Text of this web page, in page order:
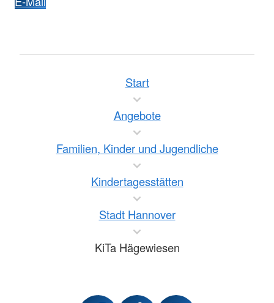
Start
Angebote
Familien, Kinder und Jugendliche
Kindertagesstätten
Stadt Hannover
KiTa Hägewiesen